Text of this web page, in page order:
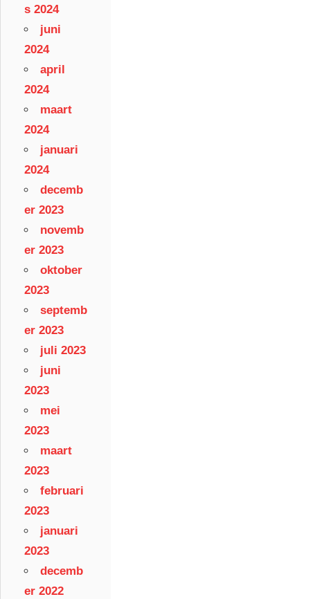
s 2024
juni
2024
april
2024
maart
2024
januari
2024
decemb
er 2023
novemb
er 2023
oktober
2023
septemb
er 2023
juli 2023
juni
2023
mei
2023
maart
2023
februari
2023
januari
2023
decemb
er 2022